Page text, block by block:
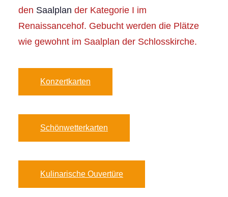
den Saalplan der Kategorie I im
Renaissancehof. Gebucht werden die Plätze
wie gewohnt im Saalplan der Schlosskirche.
Konzertkarten
Schönwetterkarten
Kulinarische Ouvertüre